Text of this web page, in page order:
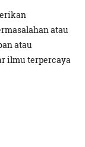
atau
atau
ilmu terpercaya